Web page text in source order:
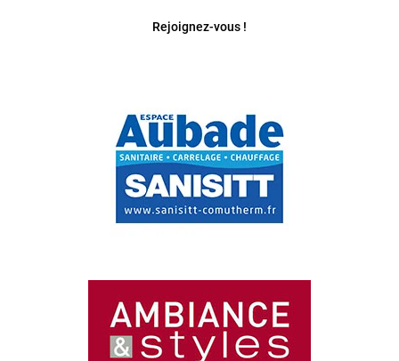
Rejoignez-vous !